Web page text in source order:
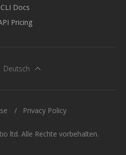
CLI Docs
Pricing
Deutsch
ltd. Alle Rechte vorbehalten.
Privacy Policy